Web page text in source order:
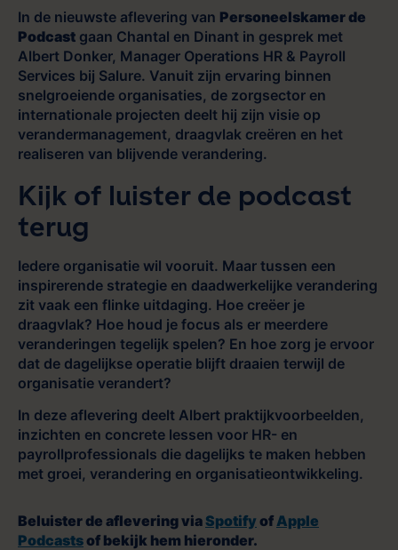
In de nieuwste aflevering van Personeelskamer de
Podcast gaan Chantal en Dinant in gesprek met
Albert Donker, Manager Operations HR & Payroll
Services bij Salure. Vanuit zijn ervaring binnen
snelgroeiende organisaties, de zorgsector en
internationale projecten deelt hij zijn visie op
verandermanagement, draagvlak creëren en het
realiseren van blijvende verandering.
Kijk of luister de podcast
terug
Iedere organisatie wil vooruit. Maar tussen een
inspirerende strategie en daadwerkelijke verandering
zit vaak een flinke uitdaging. Hoe creëer je
draagvlak? Hoe houd je focus als er meerdere
veranderingen tegelijk spelen? En hoe zorg je ervoor
dat de dagelijkse operatie blijft draaien terwijl de
organisatie verandert?
In deze aflevering deelt Albert praktijkvoorbeelden,
inzichten en concrete lessen voor HR- en
payrollprofessionals die dagelijks te maken hebben
met groei, verandering en organisatieontwikkeling.
Beluister de aflevering viaSpotify of Apple
Podcastsof bekijk hem hieronder.